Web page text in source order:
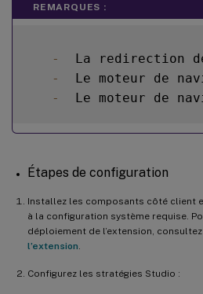
REMARQUES :
-
La redirection
-
Le moteur de
-
Le moteur de
Étapes de configuration
Installez les composants côté client
à la configuration système requise.
déploiement de l’extension,
l’extension
Configurez les stratégies Studio :